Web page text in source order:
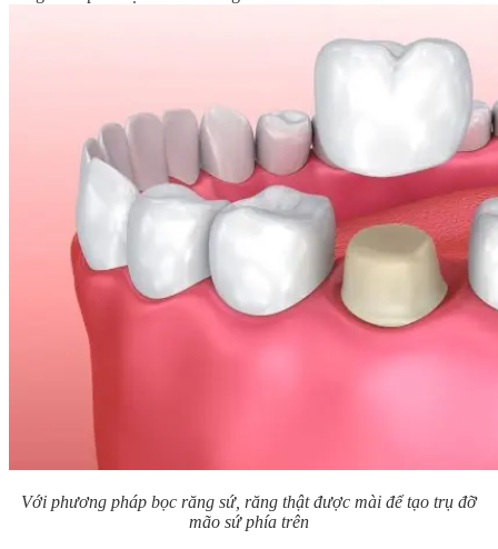
Với phương pháp bọc răng sứ, răng thật được mài để tạo trụ đỡ
mão sứ phía trên